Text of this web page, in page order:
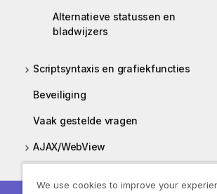
Alternatieve statussen en
bladwijzers
Scriptsyntaxis en grafiekfuncties
Beveiliging
Vaak gestelde vragen
AJAX/WebView
We use cookies to improve your